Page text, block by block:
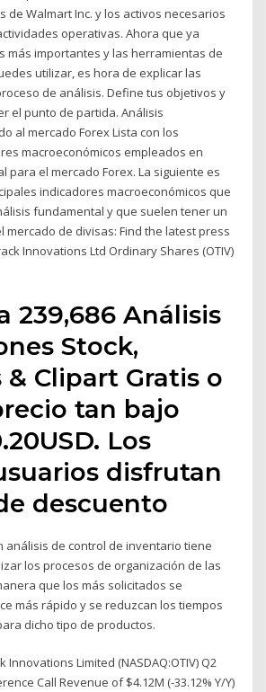
de Walmart Inc. y los activos necesarios
operativas. Ahora que ya
más importantes y las herramientas de
utilizar, es hora de explicar las
de análisis. Define tus objetivos y
el punto de partida. Análisis
al mercado Forex Lista con los
macroeconómicos empleados en
para el mercado Forex. La siguiente es
indicadores macroeconómicos que
fundamental y que suelen tener un
mercado de divisas: Find the latest press
Innovations Ltd Ordinary Shares (OTIV)
239,686 Análisis
Stock,
& Clipart Gratis o
tan bajo
Los
disfrutan
descuento
análisis de control de inventario tiene
los procesos de organización de las
que los más solicitados se
más rápido y se reduzcan los tiempos
dicho tipo de productos.
Innovations Limited (NASDAQ:OTIV) Q2
Call Revenue of $4.12M (-33.12% Y/Y)